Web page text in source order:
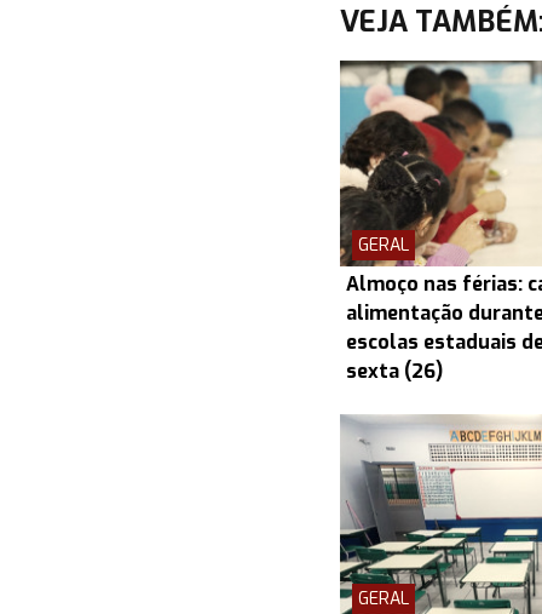
VEJA
GERAL
Almoço nas férias:
alimentação
escolas estaduais
sexta (26)
GERAL